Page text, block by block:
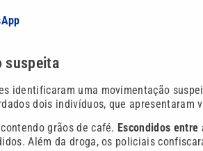
suspeita
identificaram uma movimentação
dois indivíduos, que
grãos de café. Escondidos entre
Além da droga, os policiais